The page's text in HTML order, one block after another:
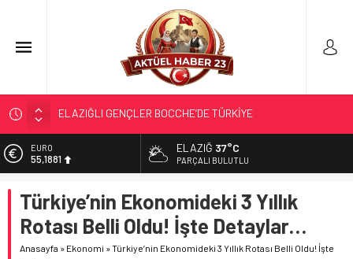
ELAZIĞLI GENÇLER BOCCHE’DE TÜRKİYE
ŞAMPİYONASI’NDA İLİMİZİ GURURLA TEMSİL ETTİ
298 MİLYON DOLARLIK İHRACAT
ERDEM; ENTÜBE EDİLDİ…
ELAZIĞ’DA TEFECİLİK OPERASYONU
EURO
55,1881
6.660,55
BİST
13.779,39
ELAZIĞ 37°C
PARÇALI BULUTLU
Türkiye’nin Ekonomideki 3 Yıllık
Rotası Belli Oldu! İşte Detaylar…
Anasayfa » Ekonomi »Türkiye’nin Ekonomideki 3 Yıllık Rotası Belli Oldu! İşte